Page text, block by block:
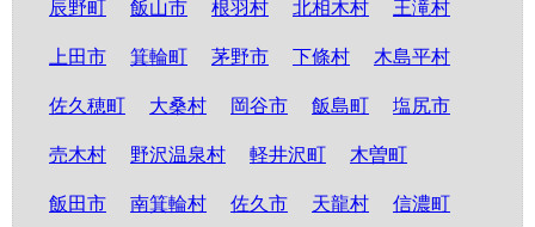
辰野町 飯山市 根羽村 北相木村 王滝村
上田市 箕輪町 茅野市 下條村 木島平村
佐久穂町 大桑村 岡谷市 飯島町 塩尻市
売木村 野沢温泉村 軽井沢町 木曽町
飯田市 南箕輪村 佐久市 天龍村 信濃町